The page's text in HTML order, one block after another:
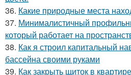
36. Какие природные места
37. Минималистичный
который работает на
38. Как я строил капитальный
бассейна своими руками
39. Как закрыть щиток в